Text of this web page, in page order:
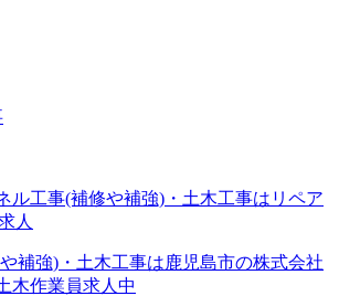
補強)・土木工事は鹿児島市の株式会社
木作業員求人中